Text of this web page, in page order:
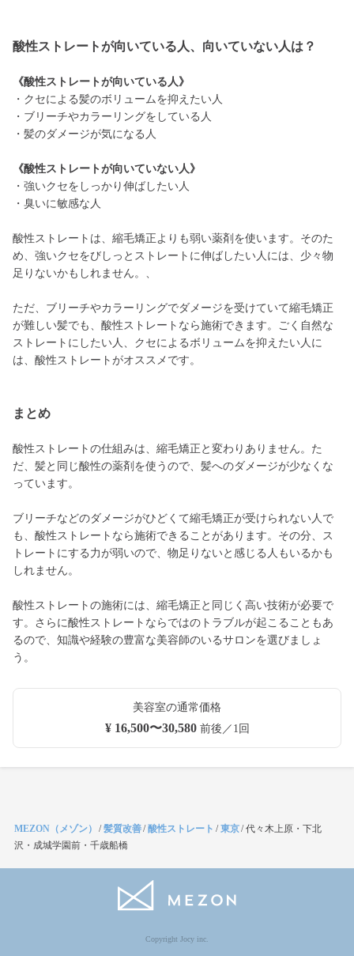
酸性ストレートが向いている人、向いていない人は？
《酸性ストレートが向いている人》
・クセによる髪のボリュームを抑えたい人
・ブリーチやカラーリングをしている人
・髪のダメージが気になる人
《酸性ストレートが向いていない人》
・強いクセをしっかり伸ばしたい人
・臭いに敏感な人
酸性ストレートは、縮毛矯正よりも弱い薬剤を使います。そのた
め、強いクセをびしっとストレートに伸ばしたい人には、少々物
足りないかもしれません。、
ただ、ブリーチやカラーリングでダメージを受けていて縮毛矯正
が難しい髪でも、酸性ストレートなら施術できます。ごく自然な
ストレートにしたい人、クセによるボリュームを抑えたい人に
は、酸性ストレートがオススメです。
まとめ
酸性ストレートの仕組みは、縮毛矯正と変わりありません。た
だ、髪と同じ酸性の薬剤を使うので、髪へのダメージが少なくな
っています。
ブリーチなどのダメージがひどくて縮毛矯正が受けられない人で
も、酸性ストレートなら施術できることがあります。その分、ス
トレートにする力が弱いので、物足りないと感じる人もいるかも
しれません。
酸性ストレートの施術には、縮毛矯正と同じく高い技術が必要で
す。さらに酸性ストレートならではのトラブルが起こることもあ
るので、知識や経験の豊富な美容師のいるサロンを選びましょ
う。
美容室の通常価格
¥ 16,500〜30,580前後／1回
MEZON（メゾン） /髪質改善/酸性ストレート /東京/代々木上原・下北
沢・成城学園前・千歳船橋
Copyright Jocy inc.